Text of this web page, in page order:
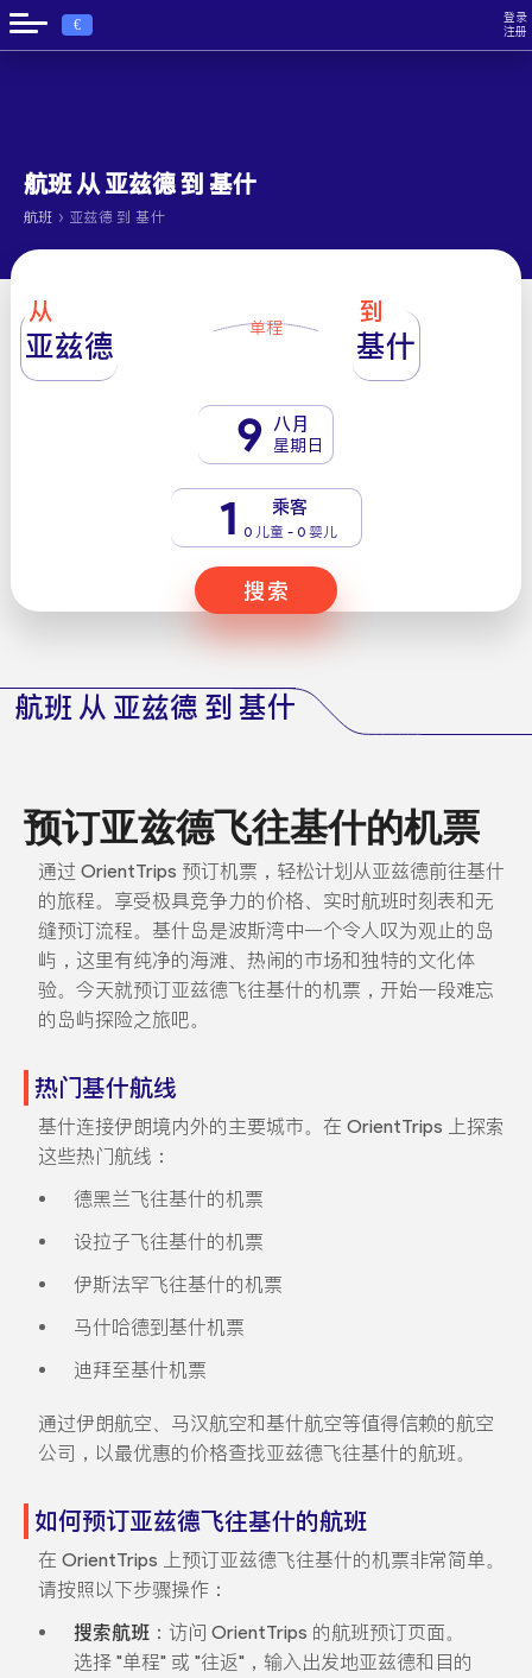
€
登录
注册
航班 从 亚兹德 到 基什
航班 › 亚兹德 到 基什
从
亚兹德 单程
到
基什
9 八月
星期日
1 乘客
0 儿童 - 0 婴儿
搜索
航班 从 亚兹德 到 基什
预订亚兹德飞往基什的机票
通过 OrientTrips 预订机票，轻松计划从亚兹德前往基什
的旅程。享受极具竞争力的价格、实时航班时刻表和无
缝预订流程。基什岛是波斯湾中一个令人叹为观止的岛
屿，这里有纯净的海滩、热闹的市场和独特的文化体
验。今天就预订亚兹德飞往基什的机票，开始一段难忘
的岛屿探险之旅吧。
热门基什航线
基什连接伊朗境内外的主要城市。在 OrientTrips 上探索
这些热门航线：
德黑兰飞往基什的机票
设拉子飞往基什的机票
伊斯法罕飞往基什的机票
马什哈德到基什机票
迪拜至基什机票
通过伊朗航空、马汉航空和基什航空等值得信赖的航空
公司，以最优惠的价格查找亚兹德飞往基什的航班。
如何预订亚兹德飞往基什的航班
在 OrientTrips 上预订亚兹德飞往基什的机票非常简单。
请按照以下步骤操作：
搜索航班：访问 OrientTrips 的航班预订页面。
选择 "单程" 或 "往返"，输入出发地亚兹德和目的